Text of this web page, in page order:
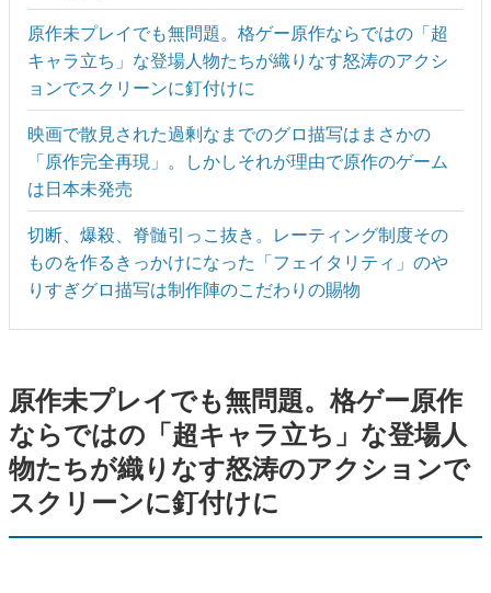
原作未プレイでも無問題。格ゲー原作ならではの「超
キャラ立ち」な登場人物たちが織りなす怒涛のアクシ
ョンでスクリーンに釘付けに
映画で散見された過剰なまでのグロ描写はまさかの
「原作完全再現」。しかしそれが理由で原作のゲーム
は日本未発売
切断、爆殺、脊髄引っこ抜き。レーティング制度その
ものを作るきっかけになった「フェイタリティ」のや
りすぎグロ描写は制作陣のこだわりの賜物
原作未プレイでも無問題。格ゲー原作
ならではの「超キャラ立ち」な登場人
物たちが織りなす怒涛のアクションで
スクリーンに釘付けに